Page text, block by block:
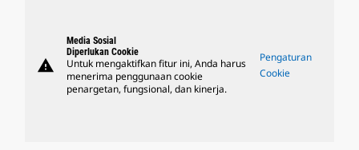
warning
Media Sosial
Diperlukan Cookie
Untuk mengaktifkan fitur ini, Anda harus
menerima penggunaan cookie
penargetan, fungsional, dan kinerja.
Pengaturan
Cookie